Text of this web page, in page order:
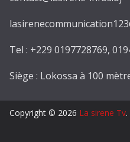
Tel : +229 0197728769,
Siège : Lokossa à 100
Copyright © 2026 La sirene Tv